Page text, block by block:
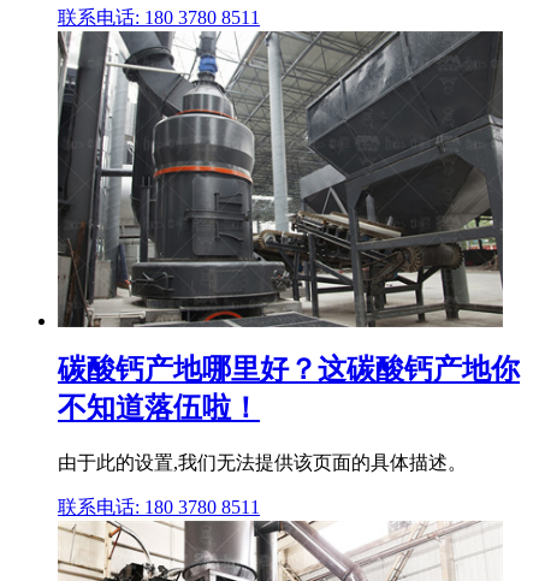
联系电话: 180 3780 8511
碳酸钙产地哪里好？这碳酸钙产地你
不知道落伍啦！
由于此的设置,我们无法提供该页面的具体描述。
联系电话: 180 3780 8511